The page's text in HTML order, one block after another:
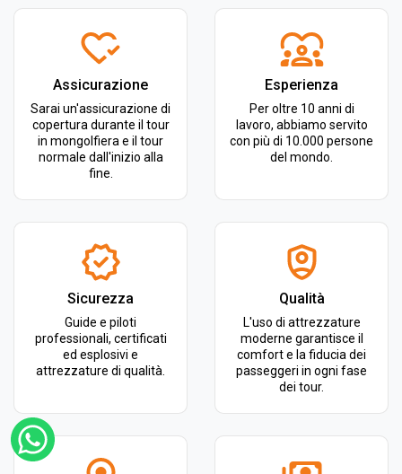
Assicurazione
Sarai un'assicurazione di
copertura durante il tour
in mongolfiera e il tour
normale dall'inizio alla
fine.
Esperienza
Per oltre 10 anni di
lavoro, abbiamo servito
con più di 10.000 persone
del mondo.
Sicurezza
Guide e piloti
professionali, certificati
ed esplosivi e
attrezzature di qualità.
Qualità
L'uso di attrezzature
moderne garantisce il
comfort e la fiducia dei
passeggeri in ogni fase
dei tour.